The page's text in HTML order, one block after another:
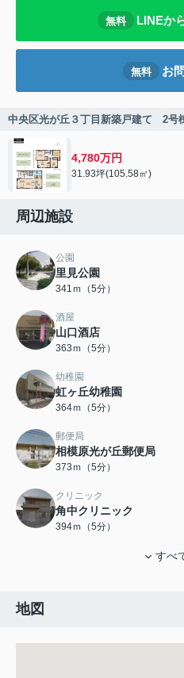
無料 LINEか
無料 お
中央区光が丘３丁目新築戸建て 2号
4,780万円
31.93坪(105.58㎡)
周辺施設
公園
里見公園
341ｍ（5分）
酒屋
山口酒店
363ｍ（5分）
幼稚園
虹ヶ丘幼稚園
364ｍ（5分）
郵便局
相模原光が丘郵便局
373ｍ（5分）
クリニック
角中クリニック
394ｍ（5分）
すべ
地図